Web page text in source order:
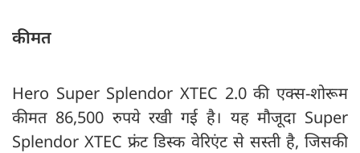
कीमत
Hero Super Splendor XTEC 2.0 की एक्स-शोरूम
कीमत 86,500 रुपये रखी गई है। यह मौजूदा Super
Splendor XTEC फ्रंट डिस्क वेरिएंट से सस्ती है, जिसकी